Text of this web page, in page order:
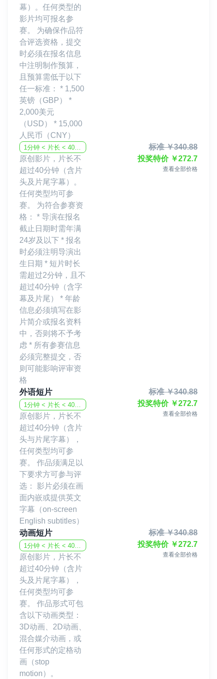
幕）。任何类型的
影片均可报名参
赛。 为确保作品符
合评选资格，提交
时必须在报名信息
中注明制作预算，
且预算需低于以下
任一标准： * 1,500
英镑（GBP） *
2,000美元
（USD） * 15,000
人民币（CNY）
原创影片，片长不
超过40分钟（含片
头及片尾字幕）。
任何类型均可参
赛。 为符合参赛资
格： * 导演在报名
截止日期时需年满
24岁及以下 * 报名
时必须注明导演出
生日期 * 短片时长
需超过2分钟，且不
超过40分钟（含字
幕及片尾） * 年龄
信息必须填写在影
片简介或报名资料
中，否则将不予考
虑 * 所有参赛信息
必须完整提交，否
则可能影响评审资
格
标准￥340.88
投奖特价￥272.7
查看全部价格
外语短片
原创影片，片长不
超过40分钟（含片
头与片尾字幕），
任何类型均可参
赛。 作品须满足以
下要求方可参与评
选： 影片必须在画
面内嵌或提供英文
字幕（on-screen
English subtitles）
标准￥340.88
投奖特价￥272.7
查看全部价格
动画短片
原创影片，片长不
超过40分钟（含片
头及片尾字幕），
任何类型均可参
赛。 作品形式可包
含以下动画类型：
3D动画、2D动画、
混合媒介动画，或
任何形式的定格动
画（stop
motion）。
标准￥340.88
投奖特价￥272.7
查看全部价格